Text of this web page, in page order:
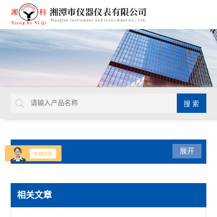
产品分类
低温膨胀仪
展开
相关文章